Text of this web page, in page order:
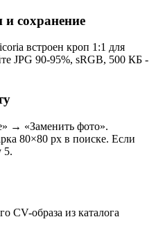
сохранение
встроен кроп 1:1 для
JPG 90-95%, sRGB, 500 КБ -
→ «Заменить фото».
80×80 px в поиске. Если
5.
CV-образа из каталога